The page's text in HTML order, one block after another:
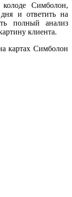
колоде Симболон,
и ответить на
полный анализ
клиента.
картах Симболон